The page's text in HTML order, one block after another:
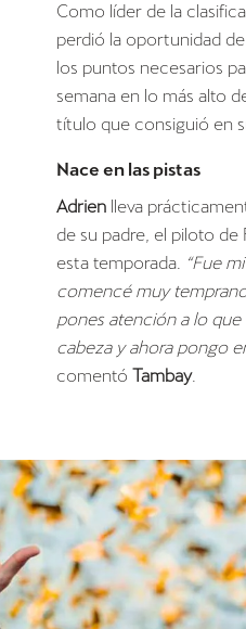
Como líder de la
perdió la oportunidad
los puntos necesarios
semana en lo más alto
título que consiguió en
Nace en las pistas
Adrien lleva
de su padre, el piloto de
esta temporada. “Fue
comencé muy
pones atención a lo que
cabeza y ahora pongo
comentó Tambay.